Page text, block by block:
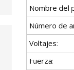
Nombre del
Número de
Voltajes:
Fuerza: